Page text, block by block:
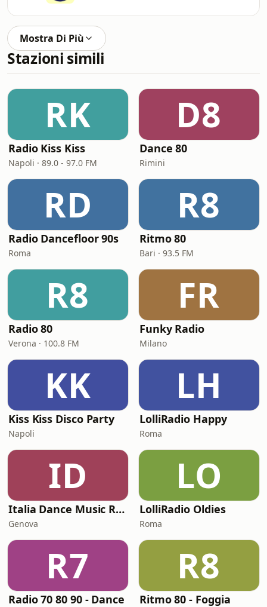
Mostra Di Più
Stazioni simili
RK
Radio Kiss Kiss
Napoli · 89.0 - 97.0 FM
D8
Dance 80
Rimini
RD
Radio Dancefloor 90s
Roma
R8
Ritmo 80
Bari · 93.5 FM
R8
Radio 80
Verona · 100.8 FM
FR
Funky Radio
Milano
KK
Kiss Kiss Disco Party
Napoli
LH
LolliRadio Happy
Roma
ID
Italia Dance Music Radio
Genova
LO
LolliRadio Oldies
Roma
R7
Radio 70 80 90 - Dance
R8
Ritmo 80 - Foggia